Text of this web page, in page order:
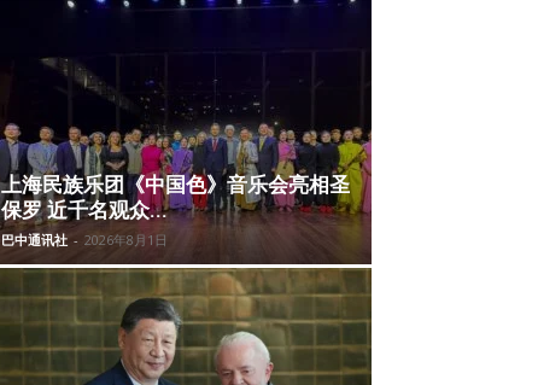
上海民族乐团《中国色》音乐会亮相圣
保罗 近千名观众...
巴中通讯社 - 2026年8月1日